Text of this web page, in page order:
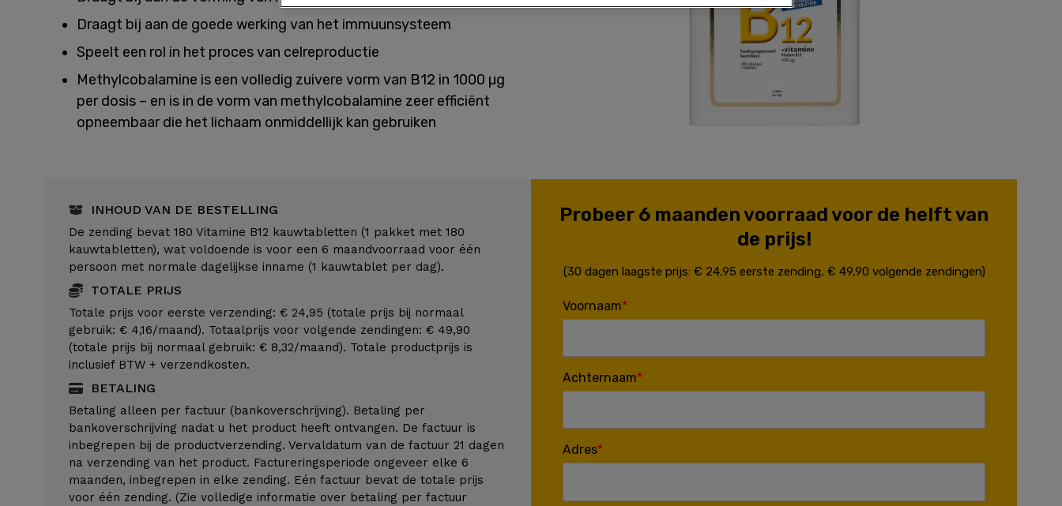
Draagt bij aan de goede werking van het immuunsysteem
Speelt een rol in het proces van celreproductie
Methylcobalamine is een volledig zuivere vorm van B12 in 1000 µg
per dosis – en is in de vorm van methylcobalamine zeer efficiënt
opneembaar die het lichaam onmiddellijk kan gebruiken
INHOUD VAN DE BESTELLING
De zending bevat 180 Vitamine B12 kauwtabletten (1 pakket met 180
kauwtabletten), wat voldoende is voor een 6 maandvoorraad voor één
persoon met normale dagelijkse inname (1 kauwtablet per dag).
TOTALE PRIJS
Totale prijs voor eerste verzending: € 24,95 (totale prijs bij normaal
gebruik: € 4,16/maand). Totaalprijs voor volgende zendingen: € 49,90
(totale prijs bij normaal gebruik: € 8,32/maand). Totale productprijs is
inclusief BTW + verzendkosten.
BETALING
Betaling alleen per factuur (bankoverschrijving). Betaling per
bankoverschrijving nadat u het product heeft ontvangen. De factuur is
inbegrepen bij de productverzending. Vervaldatum van de factuur 21 dagen
na verzending van het product. Factureringsperiode ongeveer elke 6
maanden, inbegrepen in elke zending. Eén factuur bevat de totale prijs
voor één zending. (Zie volledige informatie over betaling per factuur
Probeer 6 maanden voorraad voor de helft van
de prijs!
(30 dagen laagste prijs: € 24,95 eerste zending, € 49,90 volgende zendingen)
Voornaam
Achternaam
Adres